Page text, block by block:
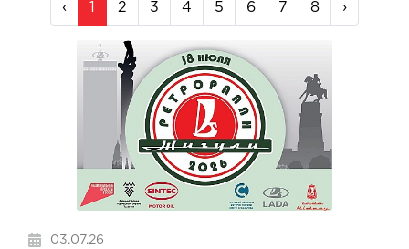
‹ 2 3 4 5 6 7 8 ›
03.07.26